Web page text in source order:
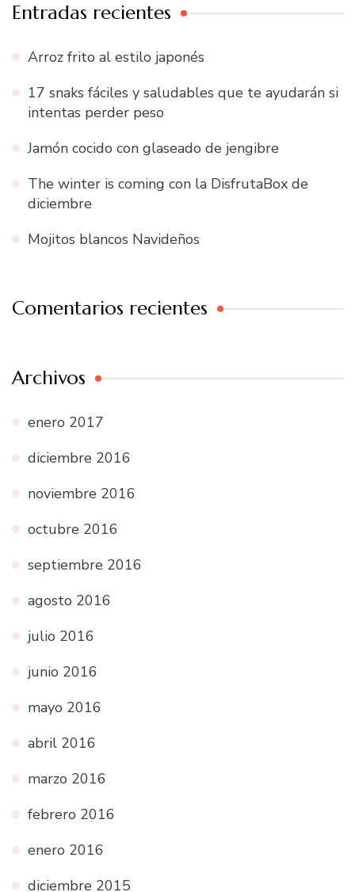
Entradas recientes
Arroz frito al estilo japonés
17 snaks fáciles y saludables que te ayudarán si
intentas perder peso
Jamón cocido con glaseado de jengibre
The winter is coming con la DisfrutaBox de
diciembre
Mojitos blancos Navideños
Comentarios recientes
Archivos
enero 2017
diciembre 2016
noviembre 2016
octubre 2016
septiembre 2016
agosto 2016
julio 2016
junio 2016
mayo 2016
abril 2016
marzo 2016
febrero 2016
enero 2016
diciembre 2015